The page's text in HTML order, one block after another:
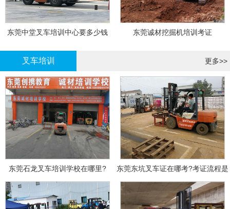
东莞中堂叉车培训中心要多少钱 东莞诚材挖掘机培训考证
叉车培训 更多>>
东莞石龙叉车培训学校在哪里?
东莞东坑叉车证在哪考?考证流程是
什么?需要什么资料?